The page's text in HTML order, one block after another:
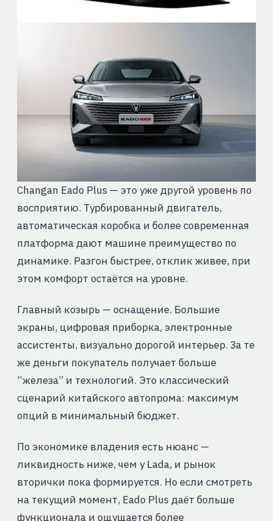
Changan Eado Plus — это уже другой уровень по
восприятию. Турбированный двигатель,
автоматическая коробка и более современная
платформа дают машине преимущество по
динамике. Разгон быстрее, отклик живее, при
этом комфорт остаётся на уровне.
Главный козырь — оснащение. Большие
экраны, цифровая приборка, электронные
ассистенты, визуально дорогой интерьер. За те
же деньги покупатель получает больше
“железа” и технологий. Это классический
сценарий китайского автопрома: максимум
опций в минимальный бюджет.
По экономике владения есть нюанс —
ликвидность ниже, чем у Lada, и рынок
вторички пока формируется. Но если смотреть
на текущий момент, Eado Plus даёт больше
функционала и ощущается более